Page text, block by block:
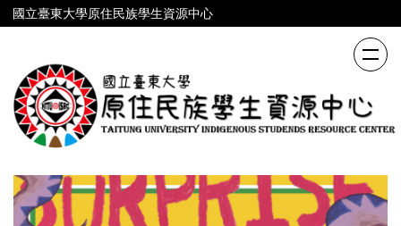
跳
到
內
容
區
國立臺東大學原住民族學生資源中心